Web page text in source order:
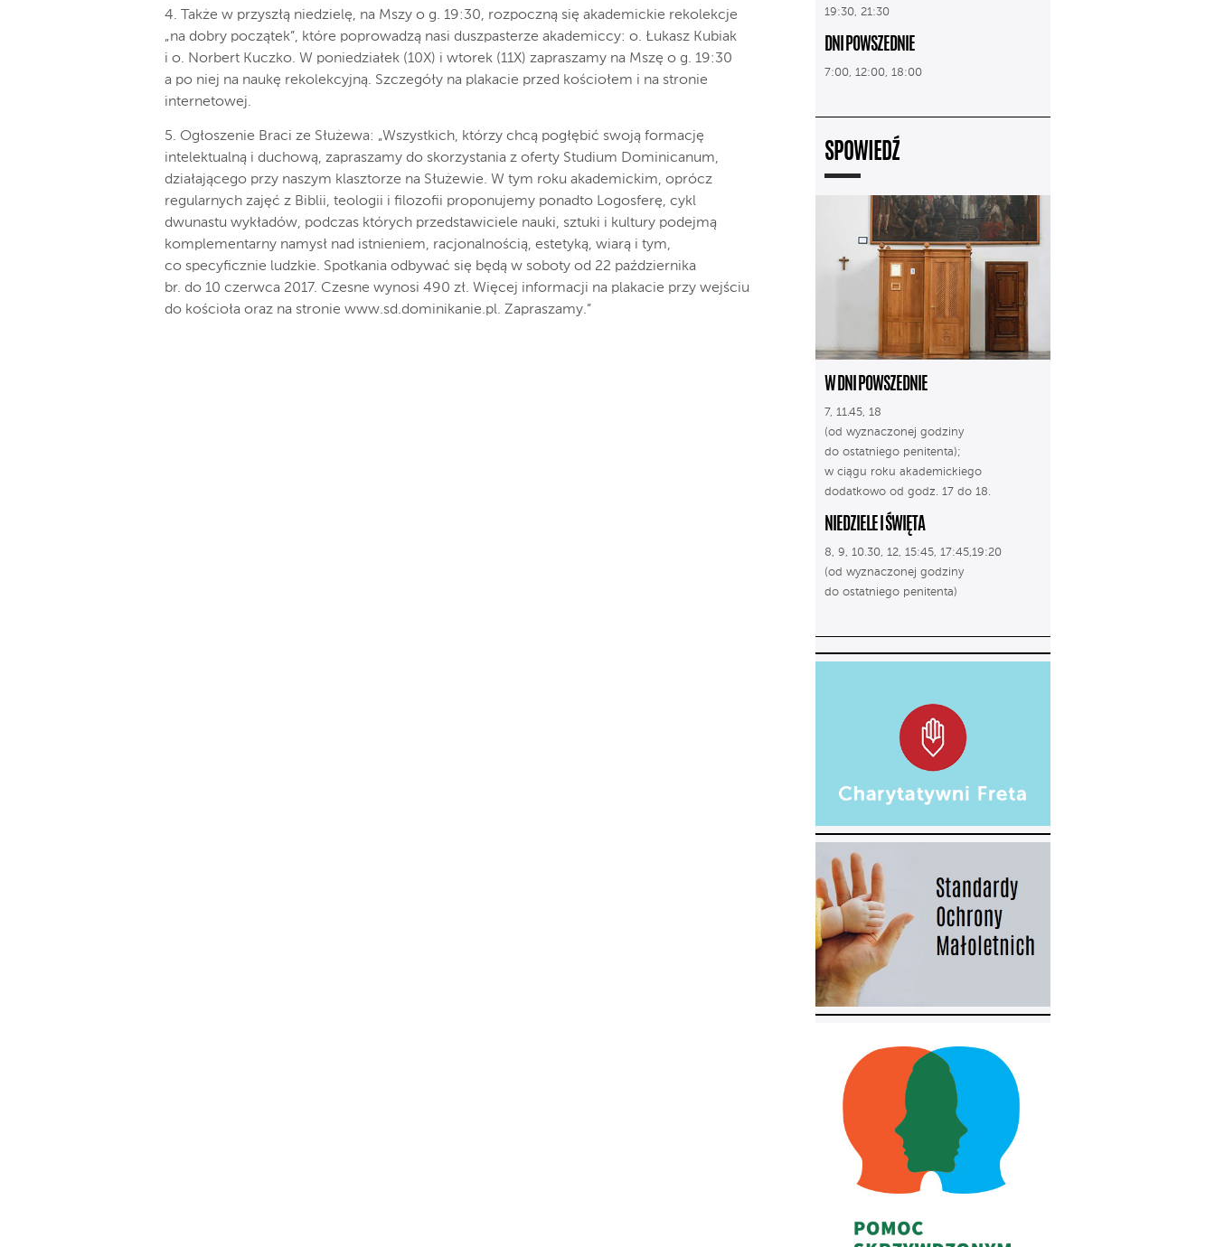
4. Także w przyszłą niedzielę, na Mszy o g. 19:30, rozpoczną się akademickie rekolekcje
„na dobry początek”, które poprowadzą nasi duszpasterze akademiccy: o. Łukasz Kubiak
i o. Norbert Kuczko. W poniedziałek (10X) i wtorek (11X) zapraszamy na Mszę o g. 19:30
a po niej na naukę rekolekcyjną. Szczegóły na plakacie przed kościołem i na stronie
internetowej.
5. Ogłoszenie Braci ze Służewa: „Wszystkich, którzy chcą pogłębić swoją formację
intelektualną i duchową, zapraszamy do skorzystania z oferty Studium Dominicanum,
działającego przy naszym klasztorze na Służewie. W tym roku akademickim, oprócz
regularnych zajęć z Biblii, teologii i filozofii proponujemy ponadto Logosferę, cykl
dwunastu wykładów, podczas których przedstawiciele nauki, sztuki i kultury podejmą
komplementarny namysł nad istnieniem, racjonalnością, estetyką, wiarą i tym,
co specyficznie ludzkie. Spotkania odbywać się będą w soboty od 22 października
br. do 10 czerwca 2017. Czesne wynosi 490 zł. Więcej informacji na plakacie przy wejściu
do kościoła oraz na stronie www.sd.dominikanie.pl. Zapraszamy.”
19:30, 21:30
DNI POWSZEDNIE
7:00, 12:00, 18:00
SPOWIEDŹ
W DNI POWSZEDNIE
7, 11.45, 18
(od wyznaczonej godziny
do ostatniego penitenta);
w ciągu roku akademickiego
dodatkowo od godz. 17 do 18.
NIEDZIELE I ŚWIĘTA
8, 9, 10.30, 12, 15:45, 17:45,19:20
(od wyznaczonej godziny
do ostatniego penitenta)